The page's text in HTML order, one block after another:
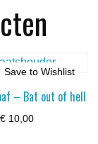
Save to Wishlist
– Bat out of hell
€10,00